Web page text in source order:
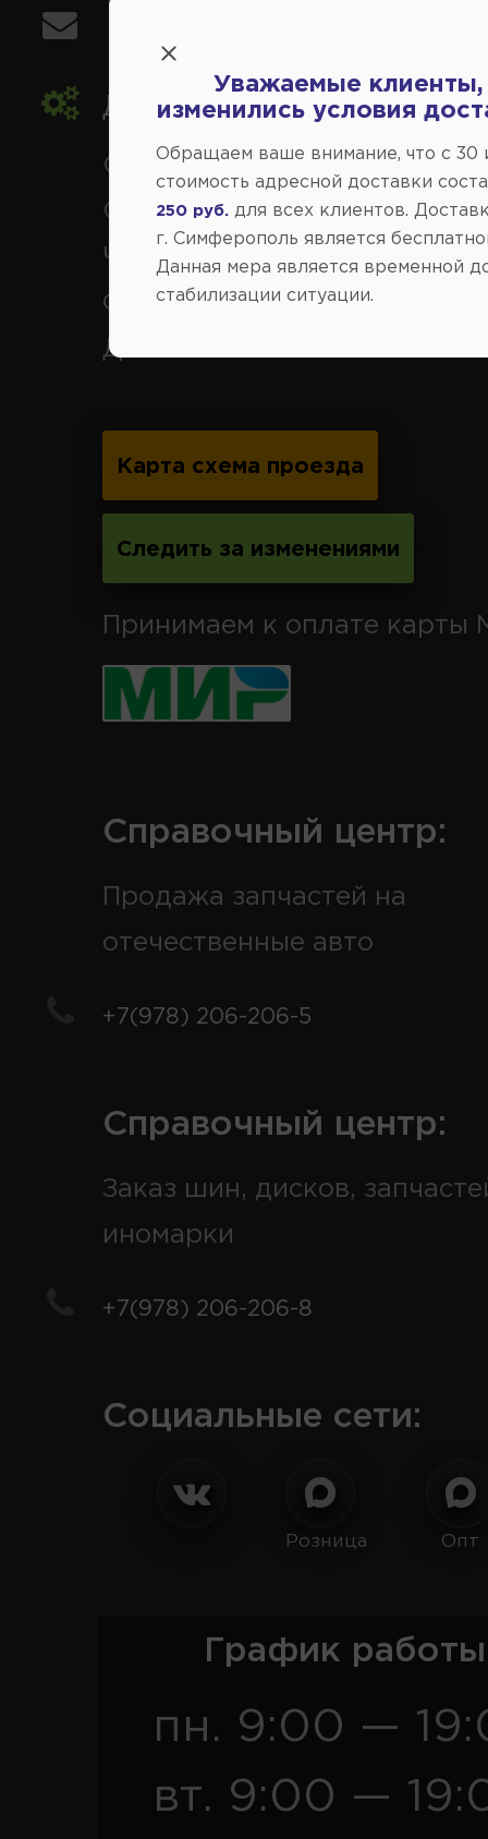
Доставка автозапчастей,
Симферополь и районы,
Севастополь, Ялта,
Черноморское, Саки,
Феодосия, Старый Крым,
Джанкой.
Карта схема проезда
Следить за изменениями
Принимаем к оплате карты
Справочный центр:
Продажа запчастей на
отечественные авто
+7(978) 206-206-5
Справочный центр:
Заказ шин, дисков,
иномарки
+7(978) 206-206-8
Социальные сети:
Розница Опт
График
пн. 9:00 —
вт. 9:00 —
Уважаемые клиенты,
изменились условия
Обращаем ваше внимание, что c 30
стоимость адресной доставки
250 руб. для всех клиентов.
г. Симферополь является
Данная мера является временной
стабилизации ситуации.